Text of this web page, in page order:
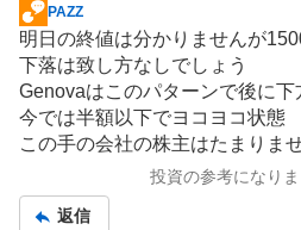
掲
示
板
記
事
PAZZ
明日の終値は分かりませんが
下落は致し方なしでしょう
Genovaはこのパターンで後に下
今では半額以下でヨコヨコ状態
この手の会社の株主はたまりま
投資の参考になりま
返信